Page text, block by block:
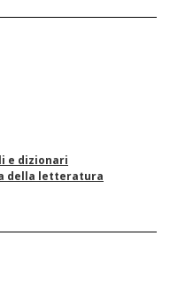
e dizionari
della letteratura